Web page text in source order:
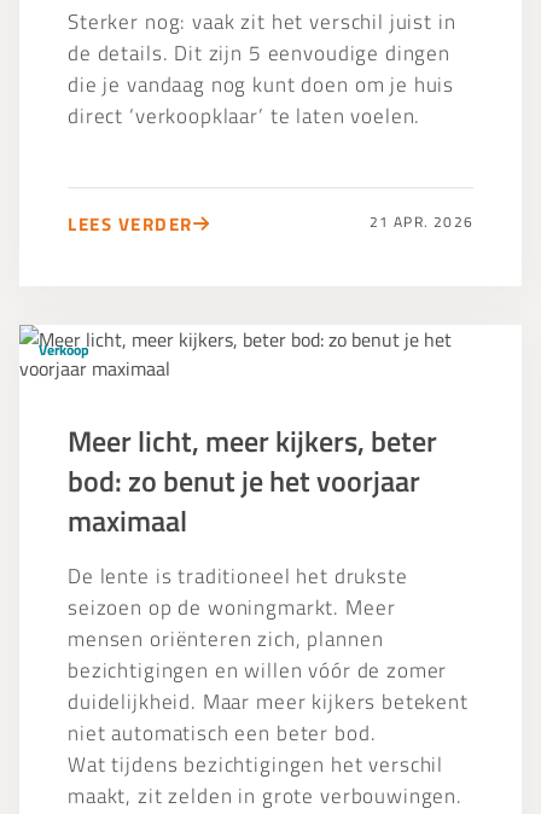
Sterker nog: vaak zit het verschil juist in
de details. Dit zijn 5 eenvoudige dingen
die je vandaag nog kunt doen om je huis
direct ‘verkoopklaar’ te laten voelen.
LEES VERDER 21 APR. 2026
Meer
licht,
kijkers,
voorjaar
maximaal
Verkoop
Meer licht, meer kijkers, beter
bod: zo benut je het voorjaar
maximaal
De lente is traditioneel het drukste
seizoen op de woningmarkt. Meer
mensen oriënteren zich, plannen
bezichtigingen en willen vóór de zomer
duidelijkheid. Maar meer kijkers betekent
niet automatisch een beter bod.
Wat tijdens bezichtigingen het verschil
maakt, zit zelden in grote verbouwingen.